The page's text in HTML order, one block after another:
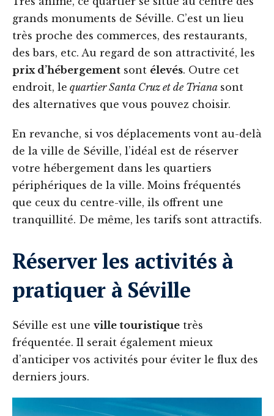
grands monuments de Séville. C’est un lieu
très proche des commerces, des restaurants,
des bars, etc. Au regard de son attractivité, les
prix d’hébergement sont élevés. Outre cet
endroit, le quartier Santa Cruz et de Triana sont
des alternatives que vous pouvez choisir.
En revanche, si vos déplacements vont au-delà
de la ville de Séville, l’idéal est de réserver
votre hébergement dans les quartiers
périphériques de la ville. Moins fréquentés
que ceux du centre-ville, ils offrent une
tranquillité. De même, les tarifs sont attractifs.
Réserver les activités à
pratiquer à Séville
Séville est une ville touristique très
fréquentée. Il serait également mieux
d’anticiper vos activités pour éviter le flux des
derniers jours.